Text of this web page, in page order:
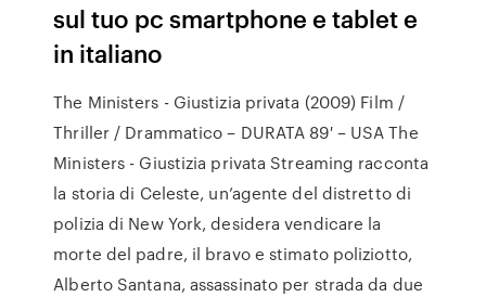
sul tuo pc smartphone e tablet e
in italiano
The Ministers - Giustizia privata (2009) Film /
Thriller / Drammatico – DURATA 89′ – USA The
Ministers - Giustizia privata Streaming racconta
la storia di Celeste, un’agente del distretto di
polizia di New York, desidera vendicare la
morte del padre, il bravo e stimato poliziotto,
Alberto Santana, assassinato per strada da due